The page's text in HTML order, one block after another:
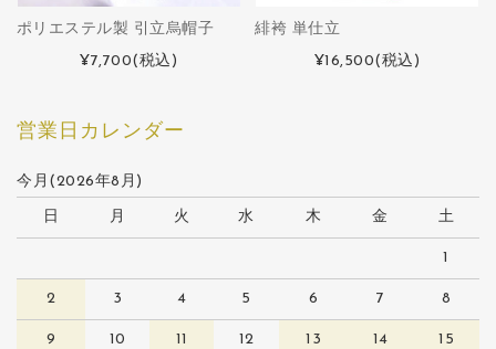
ポリエステル製 引立烏帽子
¥7,700(税込)
緋袴 単仕立
¥16,500(税込)
営業日カレンダー
今月(2026年8月)
日 月 火 水 木 金 土
1
2 3 4 5 6 7 8
9 10 11 12 13 14 15